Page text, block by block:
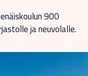
900
ja neuvolalle.